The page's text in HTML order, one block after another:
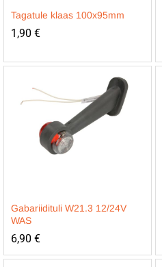
Tagatule klaas 100x95mm
1,90 €
Gabariidituli W21.3 12/24V
WAS
6,90 €